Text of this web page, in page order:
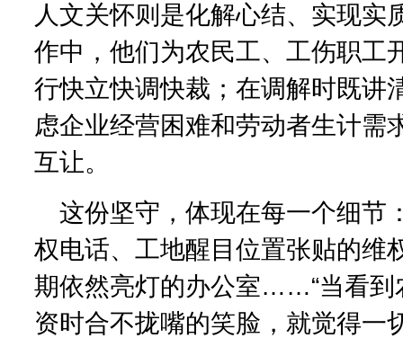
人文关怀则是化解心结、实现实
作中，他们为农民工、工伤职工
行快立快调快裁；在调解时既讲
虑企业经营困难和劳动者生计需
互让。
这份坚守，体现在每一个细节
权电话、工地醒目位置张贴的维
期依然亮灯的办公室……“当看到
资时合不拢嘴的笑脸，就觉得一